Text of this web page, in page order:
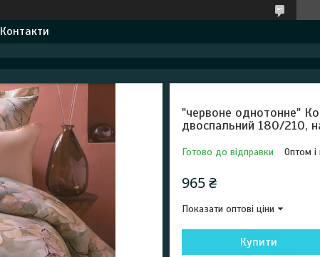
Контакти
"червоне однотонне"
двоспальний 180/210,
Готово до відправки Оптом і
965 ₴
Показати оптові ціни
Купити